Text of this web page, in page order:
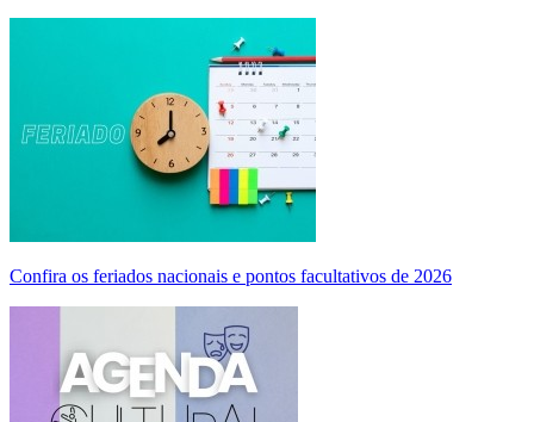
Confira os feriados nacionais e pontos facultativos de 2026